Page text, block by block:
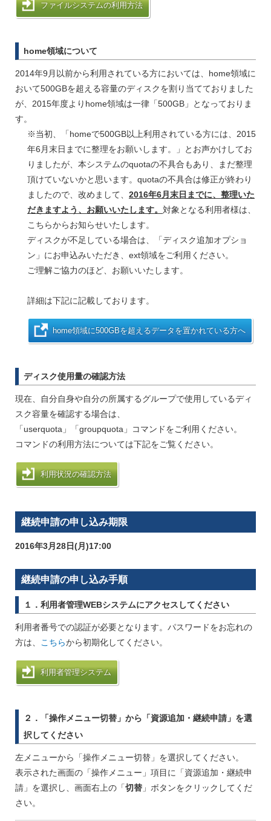
ファイルシステムの利用方法
home領域について
2014年9月以前から利用されている方においては、home領域に
おいて500GBを超える容量のディスクを割り当てておりました
が、2015年度よりhome領域は一律「500GB」となっておりま
す。
※当初、「homeで500GB以上利用されている方には、2015
年6月末日までに整理をお願いします。」とお声かけしてお
りましたが、本システムのquotaの不具合もあり、まだ整理
頂けていないかと思います。quotaの不具合は修正が終わり
ましたので、改めまして、 2016年6月末日までに、整理いた
だきますよう、お願いいたします。 対象となる利用者様は、
こちらからお知らせいたします。
ディスクが不足している場合は、「ディスク追加オプショ
ン」にお申込みいただき、ext領域をご利用ください。
ご理解ご協力のほど、お願いいたします。
詳細は下記に記載しております。
home領域に500GBを超えるデータを置かれている方へ
ディスク使用量の確認方法
現在、自分自身や自分の所属するグループで使用しているディ
スク容量を確認する場合は、
「userquota」「groupquota」コマンドをご利用ください。
コマンドの利用方法については下記をご覧ください。
利用状況の確認方法
継続申請の申し込み期限
2016年3月28日(月)17:00
継続申請の申し込み手順
１．利用者管理WEBシステムにアクセスしてください
利用者番号での認証が必要となります。パスワードをお忘れの
方は、 こちらから初期化してください。
利用者管理システム
２．「操作メニュー切替」から「資源追加・継続申請」を選
択してください
左メニューから「操作メニュー切替」を選択してください。
表示された画面の「操作メニュー」項目に「資源追加・継続申
請」を選択し、画面右上の「切替 」ボタンをクリックしてくだ
さい。